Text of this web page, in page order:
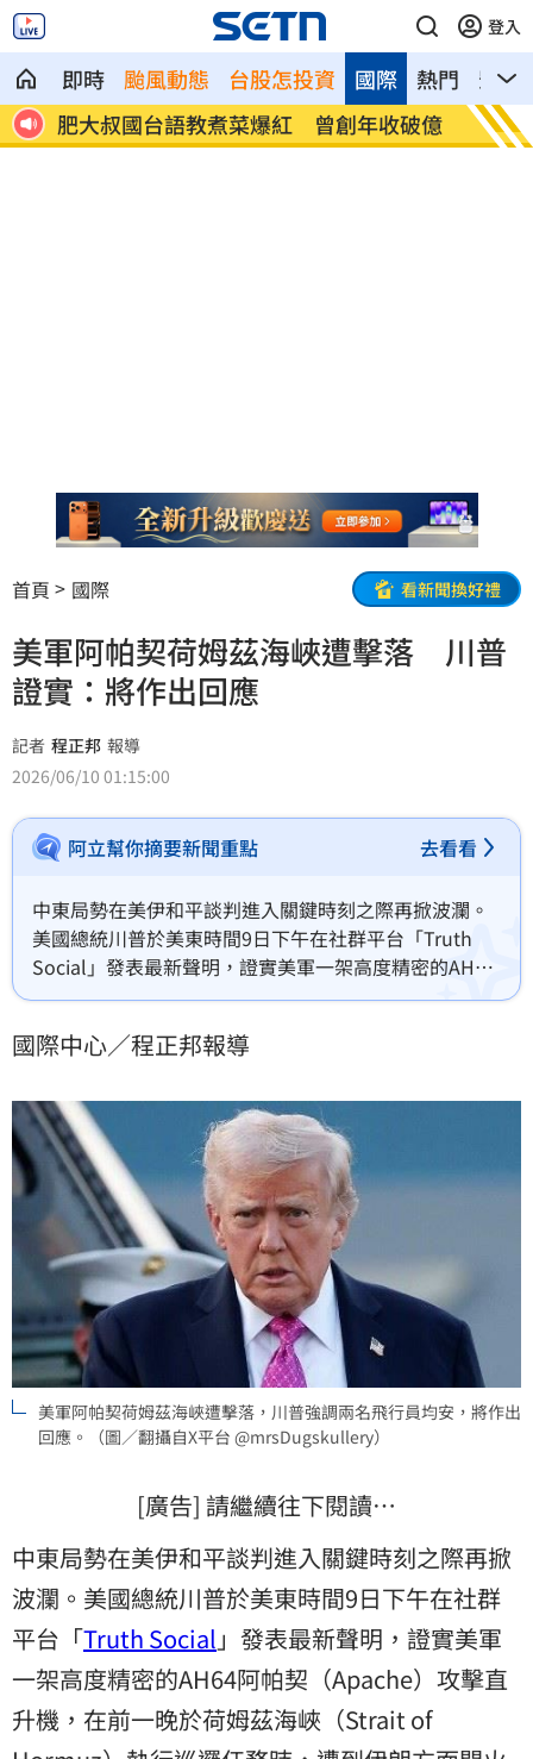
登入
即時 颱風動態 台股怎投資 熱門 影音
國際
億
阿中喊真相浮出水面 網淚：謝謝守護台
灣
【迪
首頁 國際 看新聞換好禮
美軍阿帕契荷姆茲海峽遭擊落 川普
證實：將作出回應
記者 程正邦 報導
2026/06/10 01:15:00
阿立幫你摘要新聞重點 去看看
中東局勢在美伊和平談判進入關鍵時刻之際再掀波瀾。
美國總統川普於美東時間9日下午在社群平台「Truth
Social」發表最新聲明，證實美軍一架高度精密的AH64
阿帕契（Apache）攻擊直升機，在前一晚於荷姆茲海峽
開火擊落。川普在文中除了對伊朗的挑釁表達強烈譴
行員已安全獲救且均無大礙。
國際中心／程正邦報導
美軍阿帕契荷姆茲海峽遭擊落，川普強調兩名飛行員均安，將作出
回應。（圖／翻攝自X平台 @mrsDugskullery）
[廣告] 請繼續往下閱讀…
中東局勢在美伊和平談判進入關鍵時刻之際再掀
波瀾。美國總統川普於美東時間9日下午在社群
平台「Truth Social 」發表最新聲明，證實美軍
一架高度精密的AH64阿帕契（Apache）攻擊直
升機，在前一晚於荷姆茲海峽（Strait of